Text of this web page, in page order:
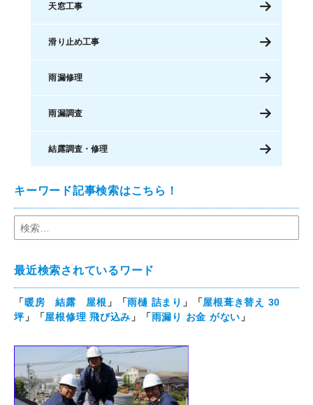
天窓工事
滑り止め工事
雨漏修理
雨漏調査
結露調査・修理
キーワード記事検索はこちら！
最近検索されているワード
「暖房 結露 屋根 」「雨樋 詰まり 」「屋根葺き替え 30
坪」「屋根修理 飛び込み 」「雨漏り お金 がない 」